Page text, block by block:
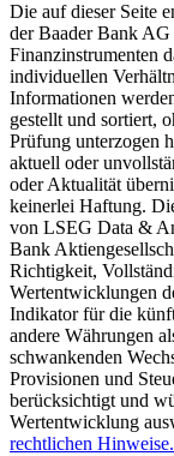
Die auf dieser Seite
der Baader Bank
Finanzinstrumenten
individuellen
Informationen
gestellt und sortiert,
Prüfung unterzogen
aktuell oder
oder Aktualität
keinerlei Haftung.
von LSEG Data &
Bank
Richtigkeit,
Wertentwicklungen
Indikator für die
andere Währungen
schwankenden
Provisionen und
berücksichtigt und
Wertentwicklung
rechtlichen Hinweise.